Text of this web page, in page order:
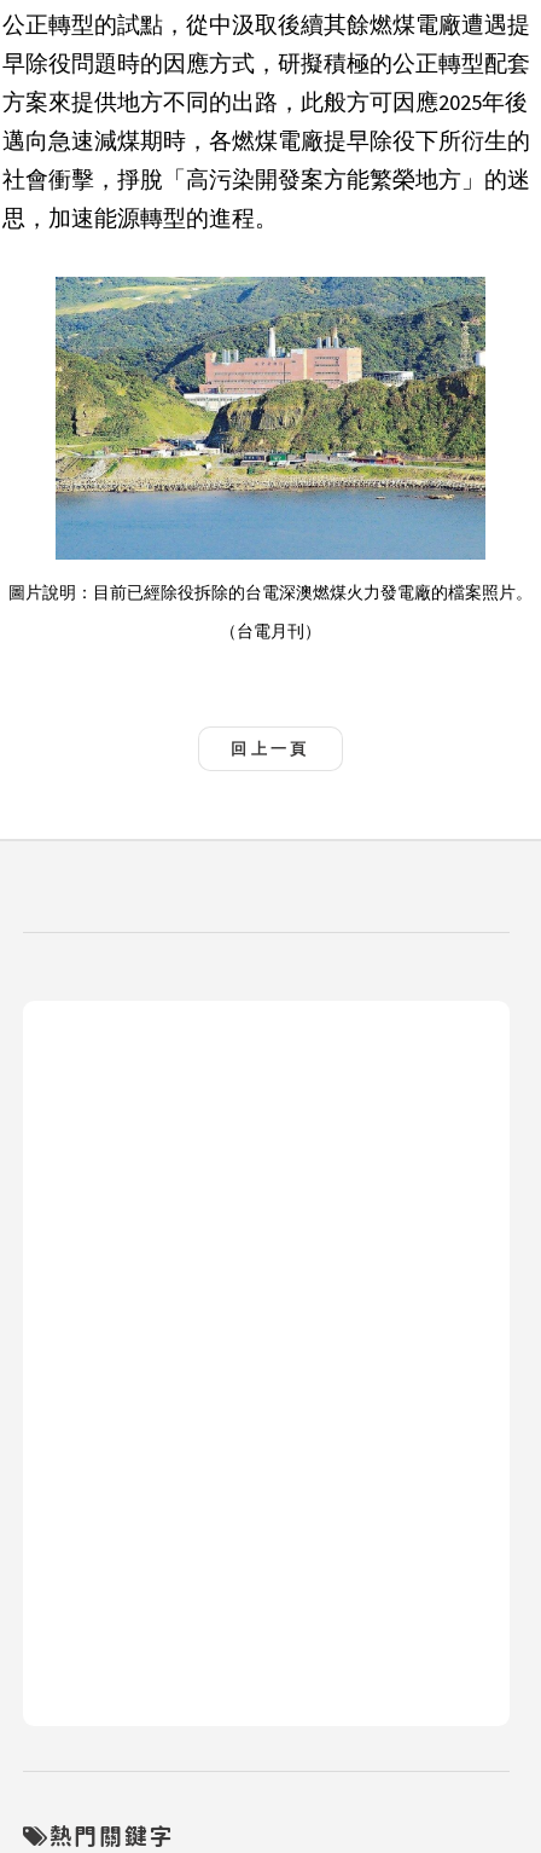
公正轉型的試點，從中汲取後續其餘燃煤電廠遭遇提
早除役問題時的因應方式，研擬積極的公正轉型配套
方案來提供地方不同的出路，此般方可因應2025年後
邁向急速減煤期時，各燃煤電廠提早除役下所衍生的
社會衝擊，掙脫「高污染開發案方能繁榮地方」的迷
思，加速能源轉型的進程。
圖片說明：目前已經除役拆除的台電深澳燃煤火力發電廠的檔案照片。
（台電月刊）
熱門關鍵字